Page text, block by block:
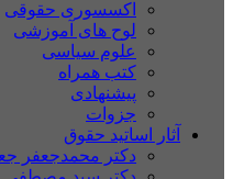
اکسسوری حقوقی
لوح های آموزشی
علوم سیاسی
کتب همراه
پیشنهادی
جزوات
آثار اساتید حقوق
دکتر محمدجعفر